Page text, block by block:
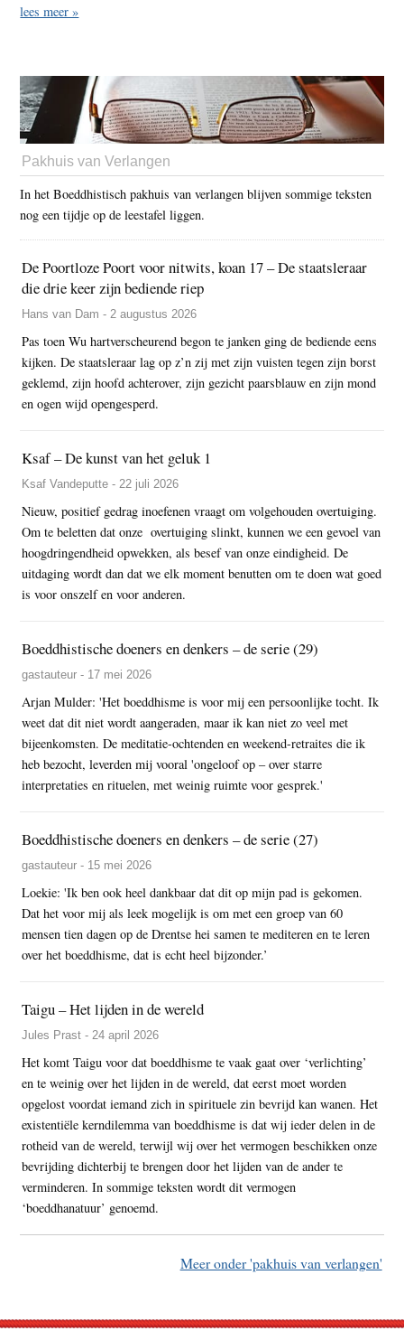
lees meer »
Pakhuis van Verlangen
In het Boeddhistisch pakhuis van verlangen blijven sommige teksten
nog een tijdje op de leestafel liggen.
De Poortloze Poort voor nitwits, koan 17 – De staatsleraar
die drie keer zijn bediende riep
Hans van Dam - 2 augustus 2026
Pas toen Wu hartverscheurend begon te janken ging de bediende eens
kijken. De staatsleraar lag op z’n zij met zijn vuisten tegen zijn borst
geklemd, zijn hoofd achterover, zijn gezicht paarsblauw en zijn mond
en ogen wijd opengesperd.
Ksaf – De kunst van het geluk 1
Ksaf Vandeputte - 22 juli 2026
Nieuw, positief gedrag inoefenen vraagt om volgehouden overtuiging.
Om te beletten dat onze overtuiging slinkt, kunnen we een gevoel van
hoogdringendheid opwekken, als besef van onze eindigheid. De
uitdaging wordt dan dat we elk moment benutten om te doen wat goed
is voor onszelf en voor anderen.
Boeddhistische doeners en denkers – de serie (29)
gastauteur - 17 mei 2026
Arjan Mulder: 'Het boeddhisme is voor mij een persoonlijke tocht. Ik
weet dat dit niet wordt aangeraden, maar ik kan niet zo veel met
bijeenkomsten. De meditatie-ochtenden en weekend-retraites die ik
heb bezocht, leverden mij vooral 'ongeloof op – over starre
interpretaties en rituelen, met weinig ruimte voor gesprek.'
Boeddhistische doeners en denkers – de serie (27)
gastauteur - 15 mei 2026
Loekie: 'Ik ben ook heel dankbaar dat dit op mijn pad is gekomen.
Dat het voor mij als leek mogelijk is om met een groep van 60
mensen tien dagen op de Drentse hei samen te mediteren en te leren
over het boeddhisme, dat is echt heel bijzonder.’
Taigu – Het lijden in de wereld
Jules Prast - 24 april 2026
Het komt Taigu voor dat boeddhisme te vaak gaat over ‘verlichting’
en te weinig over het lijden in de wereld, dat eerst moet worden
opgelost voordat iemand zich in spirituele zin bevrijd kan wanen. Het
existentiële kerndilemma van boeddhisme is dat wij ieder delen in de
rotheid van de wereld, terwijl wij over het vermogen beschikken onze
bevrijding dichterbij te brengen door het lijden van de ander te
verminderen. In sommige teksten wordt dit vermogen
‘boeddhanatuur’ genoemd.
Meer onder 'pakhuis van verlangen'